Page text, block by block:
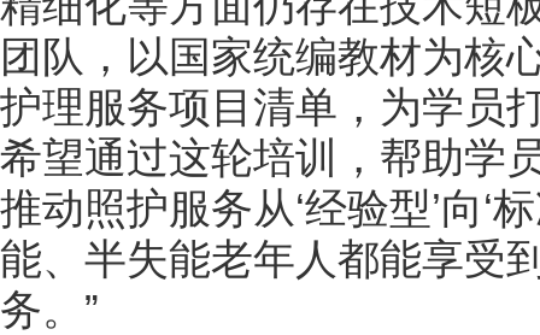
团队，以国家统编教材为核
护理服务项目清单，为学员
希望通过这轮培训，帮助学
推动照护服务从‘经验型’向‘
能、半失能老年人都能享受
务。”